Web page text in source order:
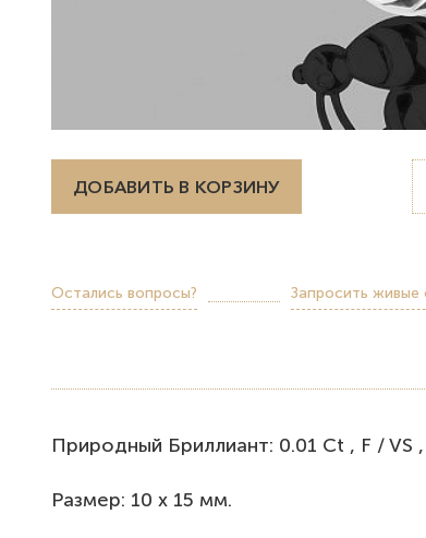
ДОБАВИТЬ В КОРЗИНУ
Остались вопросы? Запросить
Природный Бриллиант: 0.01 Ct , F / VS
Размер: 10 х 15 мм.